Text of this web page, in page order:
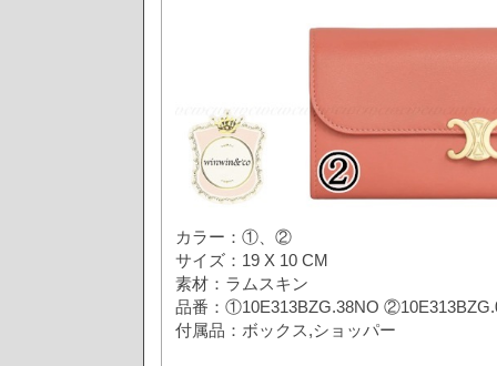
カラー：①、②
サイズ：19 X 10 CM
素材：ラムスキン
品番：①10E313BZG.38NO
付属品：ボックス,ショッパー